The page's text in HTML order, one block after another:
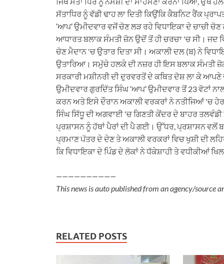
ਸੱਤਾਧਿਰ ਨੂੰ ਵੱਡੀ ਢਾਹ ਲਾ ਦਿਤੀ ਕਿਉਂਕਿ ਕੈਬਨਿਟ ਰੈਂਕ
‘ਆਪ’ ਉਮੀਦਵਾਰ ਵਜੋਂ ਚੋਣ ਲੜ ਰਹੇ ਵਿਧਾਇਕਾ ਦੇ ਚਾਚੀ
ਆਧਾਰਤ ਬਲਾਕ ਸੰਮਤੀ ਜ਼ੋਨ ਉਦੋਂ ਤੋਂ ਹੀ ਚਰਚਾ 'ਚ ਸੀ। ਜਦ
ਚੋਣ ਮੈਦਾਨ 'ਚ ਉਤਾਰ ਦਿਤਾ ਸੀ। ਅਕਾਲੀ ਦਲ (ਬ) ਨੇ
ਉਤਾਰਿਆ। ਸਮੁੱਚੇ ਹਲਕੇ ਦੀ ਨਜ਼ਰ ਹੀ ਇਸ ਬਲਾਕ ਸੰਮਤੀ
ਸਰਕਾਰੀ ਮਸ਼ੀਨਰੀ ਦੀ ਦੁਰਵਰਤੋਂ ਦੇ ਕਥਿਤ ਦੋਸ਼ ਲਾ ਕੇ
ਉਮੀਦਵਾਰ ਗੁਰਦਿੱਤ ਸਿੰਘ ‘ਆਪ’ ਉਮੀਦਵਾਰ ਤੋਂ 23 ਵੋਟਾਂ
ਕਰਨ ਅਤੇ ਇਸੇ ਦੌਰਾਨ ਅਕਾਲੀ ਵਰਕਰਾਂ ਨੇ ਨਤੀਜਿਆਂ 'ਚ
ਸਿੰਘ ਸਿੱਧੂ ਦੀ ਅਗਵਾਈ 'ਚ ਗਿਣਤੀ ਕੇਂਦਰ ਦੇ ਬਾਹਰ
ਪ੍ਰਸ਼ਾਸਨ ਨੂੰ ਹੱਥਾਂ ਪੈਰਾਂ ਦੀ ਪੈ ਗਈ। ਉੱਧਰ, ਪ੍ਰਸ਼ਾਸਨ ਵਲੋਂ
ਪ੍ਰਮਾਣ ਪੱਤਰ ਦੇ ਦੇਣ ਤੇ ਅਕਾਲੀ ਵਰਕਰਾਂ ਵਿਚ ਖੁਸ਼ੀ ਦੀ
ਕਿ ਵਿਧਾਇਕਾ ਦੇ ਪਿੰਡ ਦੇ ਲੋਕਾਂ ਨੇ ਧੱਕੇਸ਼ਾਹੀ ਤੇ ਵਧੀਕੀਆਂ
——————————
This news is auto published from an agency/source
RELATED POSTS